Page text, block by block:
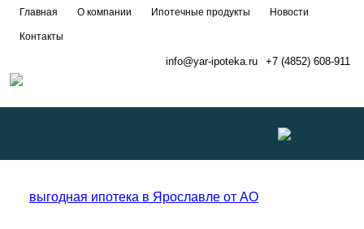
Главная О компании Ипотечные продукты Новости
Контакты
info@yar-ipoteka.ru +7 (4852) 608-911